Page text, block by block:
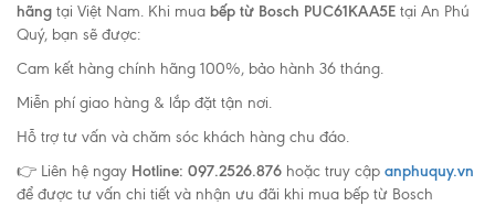
hãng tại Việt Nam. Khi mua bếp từ Bosch PUC61KAA5E tại An Phú
Quý, bạn sẽ được:
Cam kết hàng chính hãng 100%, bảo hành 36 tháng.
Miễn phí giao hàng & lắp đặt tận nơi.
Hỗ trợ tư vấn và chăm sóc khách hàng chu đáo.
👉 Liên hệ ngay Hotline: 097.2526.876 hoặc truy cập anphuquy.vn
để được tư vấn chi tiết và nhận ưu đãi khi mua bếp từ Bosch